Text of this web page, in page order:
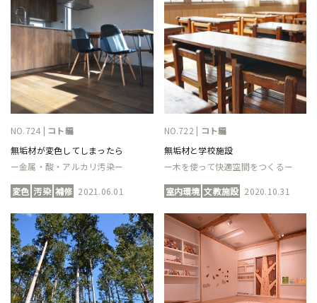
NO.724 | コト編
無垢材が変色してしまったら
ー金属・酸・アルカリ汚染ー
変色 汚染 補修 2021.06.01
NO.722 | コト編
無垢材と学校施設
ー木を使って快適空間をつくるー
室内環境 文教施設 2020.10.31